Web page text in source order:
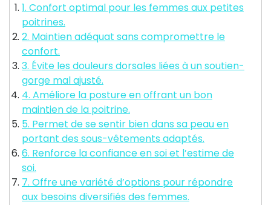
1. Confort optimal pour les femmes aux petites
poitrines.
2. Maintien adéquat sans compromettre le
confort.
3. Évite les douleurs dorsales liées à un soutien-
gorge mal ajusté.
4. Améliore la posture en offrant un bon
maintien de la poitrine.
5. Permet de se sentir bien dans sa peau en
portant des sous-vêtements adaptés.
6. Renforce la confiance en soi et l’estime de
soi.
7. Offre une variété d’options pour répondre
aux besoins diversifiés des femmes.